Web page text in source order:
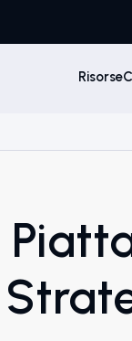
Risorse